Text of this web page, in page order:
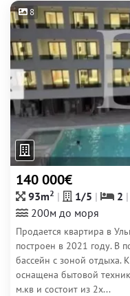
8
140 000€
93m2 1/5 2
200м до моря
Продается квартира в
построен в 2021 году. В
бассейн с зоной отдыха.
оснащена бытовой
м.кв и состоит из 2х...